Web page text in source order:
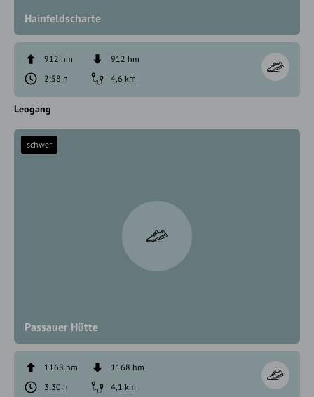
Hainfeldscharte
912 hm
912 hm
2:58 h
4,6 km
Leogang
Passauer Hütte
schwer
1168 hm
1168 hm
3:30 h
4,1 km